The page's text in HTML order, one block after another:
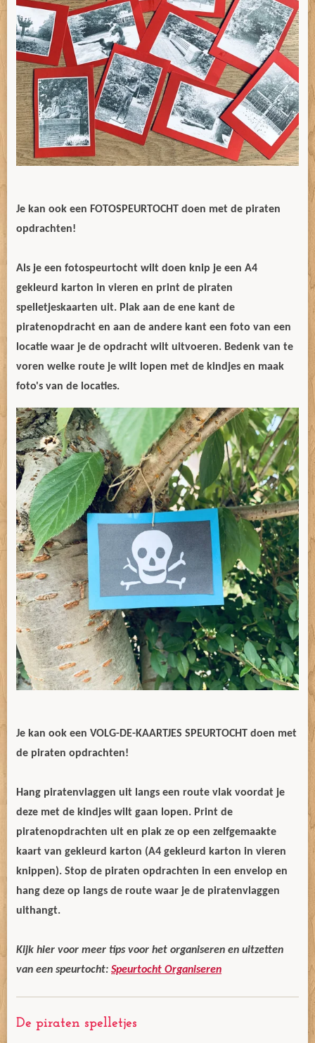
Je kan ook een FOTOSPEURTOCHT doen met de piraten
opdrachten!
Als je een fotospeurtocht wilt doen knip je een A4
gekleurd karton in vieren en print de piraten
spelletjeskaarten uit. Plak aan de ene kant de
piratenopdracht en aan de andere kant een foto van een
locatie waar je de opdracht wilt uitvoeren. Bedenk van te
voren welke route je wilt lopen met de kindjes en maak
foto's van de locaties.
Je kan ook een VOLG-DE-KAARTJES SPEURTOCHT doen met
de piraten opdrachten!
Hang piratenvlaggen uit langs een route vlak voordat je
deze met de kindjes wilt gaan lopen. Print de
piratenopdrachten uit en plak ze op een zelfgemaakte
kaart van gekleurd karton (A4 gekleurd karton in vieren
knippen). Stop de piraten opdrachten in een envelop en
hang deze op langs de route waar je de piratenvlaggen
uithangt.
Kijk hier voor meer tips voor het organiseren en uitzetten
van een speurtocht: Speurtocht Organiseren
De piraten spelletjes